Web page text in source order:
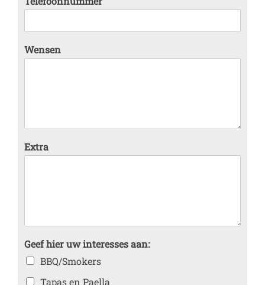
Wensen
Extra
Geef hier uw interesses aan:
BBQ/Smokers
Tapas en Paella